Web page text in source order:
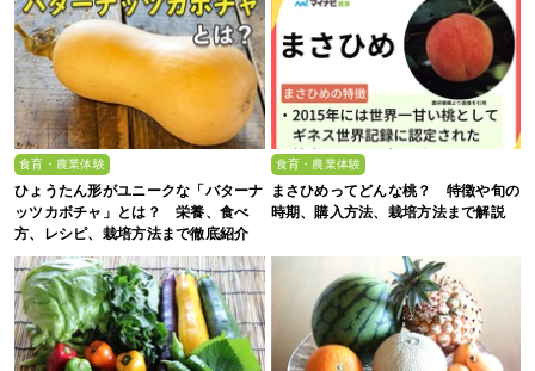
食育・農業体験
ひょうたん形がユニークな「バターナ
ッツカボチャ」とは？ 栄養、食べ
方、レシピ、栽培方法まで徹底紹介
食育・農業体験
まさひめってどんな桃？ 特徴や旬の
時期、購入方法、栽培方法まで解説